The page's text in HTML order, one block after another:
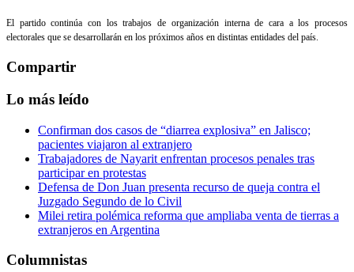
El partido continúa con los trabajos de organización interna de cara a los procesos
electorales que se desarrollarán en los próximos años en distintas entidades del país.
Compartir
Lo más leído
Confirman dos casos de “diarrea explosiva” en Jalisco;
pacientes viajaron al extranjero
Trabajadores de Nayarit enfrentan procesos penales tras
participar en protestas
Defensa de Don Juan presenta recurso de queja contra el
Juzgado Segundo de lo Civil
Milei retira polémica reforma que ampliaba venta de tierras a
extranjeros en Argentina
Columnistas